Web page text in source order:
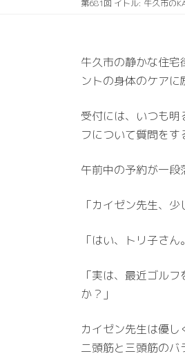
第681回 イトル: 牛久市の
牛久市の静かな住宅
ントの身体のケアに
受付には、いつも
フについて質問をす
午前中の予約が一段
「カイゼン先生、
「はい、トリ子さ
「実は、最近ゴル
か？」
カイゼン先生は優
二頭筋と三頭筋のバ